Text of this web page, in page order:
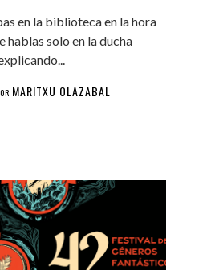
en la biblioteca en la hora
hablas solo en la ducha
MARITXU OLAZABAL